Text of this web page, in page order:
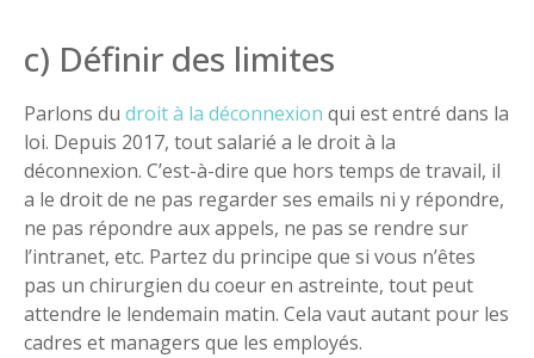
c) Définir des limites
Parlons du droit à la déconnexion qui est entré dans la
loi. Depuis 2017, tout salarié a le droit à la
déconnexion. C’est-à-dire que hors temps de travail, il
a le droit de ne pas regarder ses emails ni y répondre,
ne pas répondre aux appels, ne pas se rendre sur
l’intranet, etc. Partez du principe que si vous n’êtes
pas un chirurgien du coeur en astreinte, tout peut
attendre le lendemain matin. Cela vaut autant pour les
cadres et managers que les employés.